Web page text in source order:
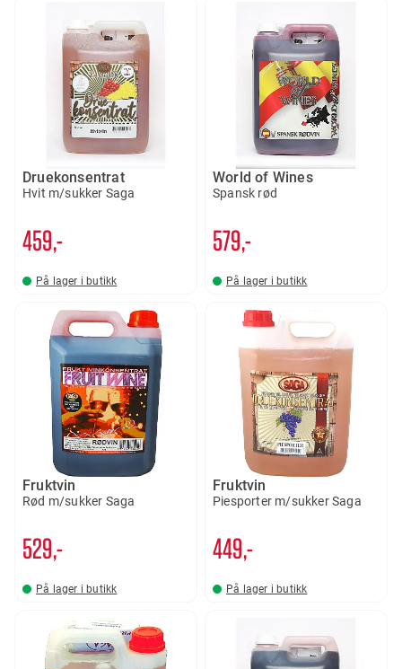
Druekonsentrat
Hvit m/sukker Saga
459,-
På lager i butikk
World of Wines
Spansk rød
579,-
På lager i butikk
Fruktvin
Rød m/sukker Saga
529,-
På lager i butikk
Fruktvin
Piesporter m/sukker Saga
449,-
På lager i butikk